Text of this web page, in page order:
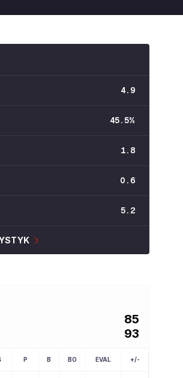
4.9
45.5%
1.8
0.6
5.2
85
93
P B BO EVAL
+/-